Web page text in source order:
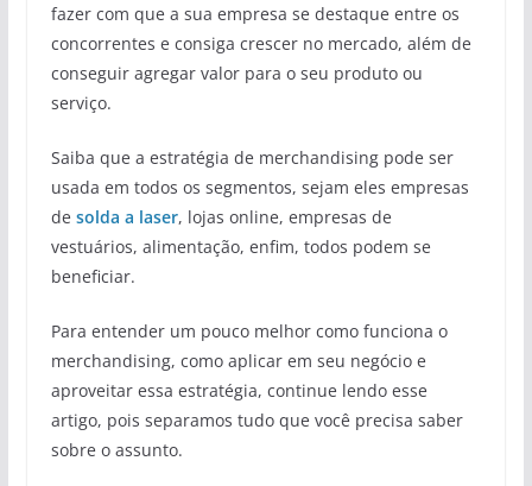
fazer com que a sua empresa se destaque entre os
concorrentes e consiga crescer no mercado, além de
conseguir agregar valor para o seu produto ou
serviço.
Saiba que a estratégia de merchandising pode ser
usada em todos os segmentos, sejam eles empresas
de solda a laser, lojas online, empresas de
vestuários, alimentação, enfim, todos podem se
beneficiar.
Para entender um pouco melhor como funciona o
merchandising, como aplicar em seu negócio e
aproveitar essa estratégia, continue lendo esse
artigo, pois separamos tudo que você precisa saber
sobre o assunto.